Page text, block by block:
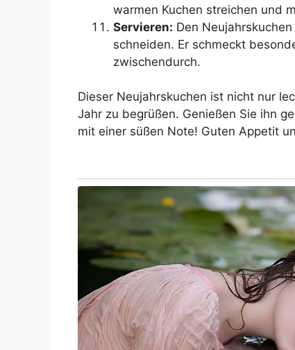
warmen Kuchen streichen und
Servieren: Den
schneiden. Er schmeckt
zwischendurch.
Dieser Neujahrskuchen ist nicht nur
Jahr zu begrüßen. Genießen Sie ihn
mit einer süßen Note! Guten Appetit